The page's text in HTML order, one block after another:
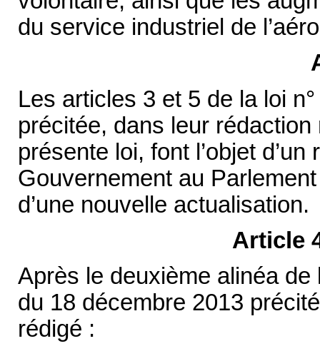
du service industriel de
Les articles 3 et 5 de la loi
précitée, dans leur
présente loi, font l’objet
Gouvernement au
d’une nouvelle actualisation.
Article
Après le deuxième alinéa de
du 18 décembre 2013
rédigé :